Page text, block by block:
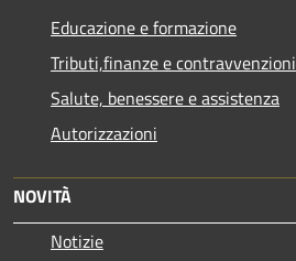
Educazione e formazione
Tributi,finanze e contravvenzioni
Salute, benessere e assistenza
Autorizzazioni
NOVITÀ
Notizie